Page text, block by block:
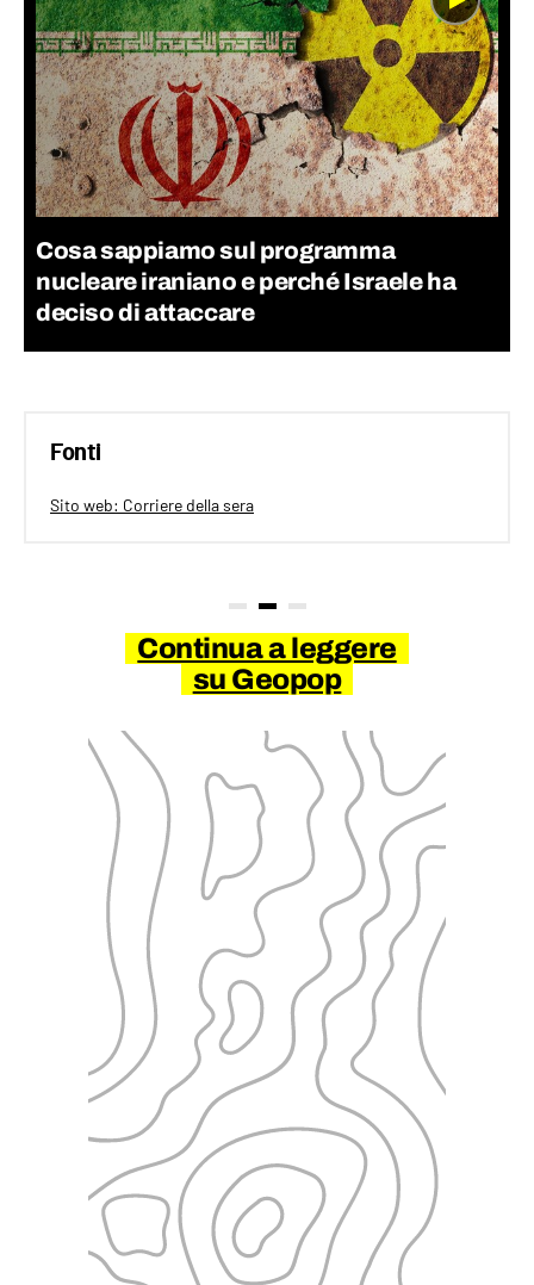
Cosa sappiamo sul programma
nucleare iraniano e perché Israele ha
deciso di attaccare
Fonti
Sito web: Corriere della sera
Continua a leggere
su Geopop